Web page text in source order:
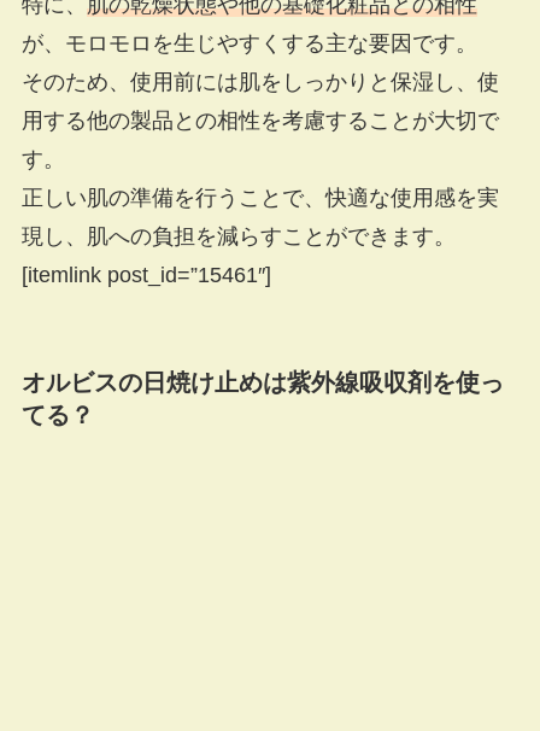
特に、 肌の乾燥状態や他の基礎化粧品との相性
が、モロモロを生じやすくする主な要因です。
そのため、使用前には肌をしっかりと保湿し、使
用する他の製品との相性を考慮することが大切で
す。
正しい肌の準備を行うことで、快適な使用感を実
現し、肌への負担を減らすことができます。
[itemlink post_id=”15461″]
オルビスの日焼け止めは紫外線吸収剤を使っ
てる？